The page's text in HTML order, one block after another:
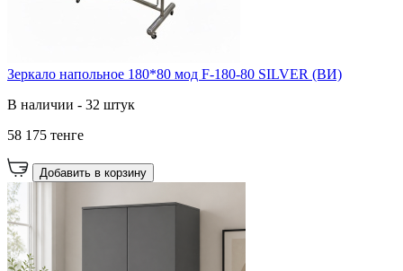
Зеркало напольное 180*80 мод F-180-80 SILVER (ВИ)
В наличии - 32 штук
58 175 тенге
Добавить в корзину